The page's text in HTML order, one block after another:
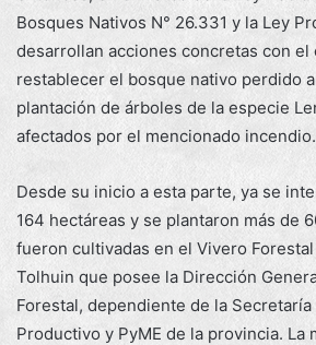
Bosques Nativos N° 26.331 y la Ley
desarrollan acciones concretas con el
restablecer el bosque nativo perdido
plantación de árboles de la especie
afectados por el mencionado incendio.
Desde su inicio a esta parte, ya se
164 hectáreas y se plantaron más de
fueron cultivadas en el Vivero
Tolhuin que posee la Dirección
Forestal, dependiente de la
Productivo y PyME de la provincia. La